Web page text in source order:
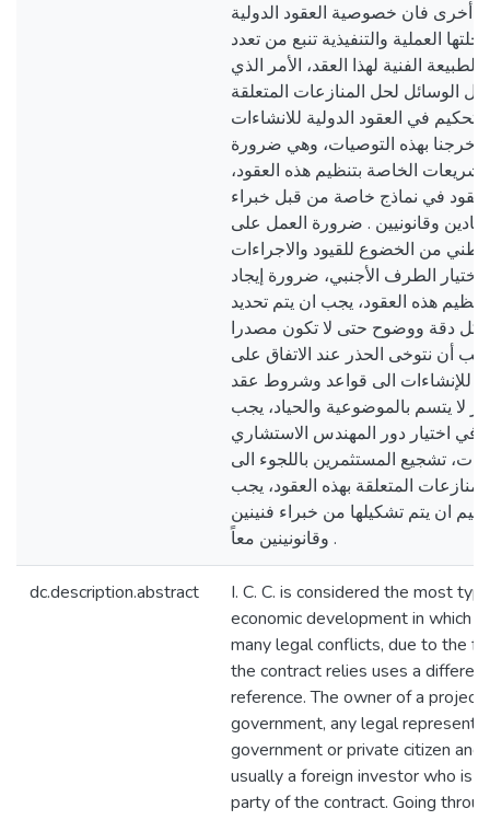
أخرى فان خصوصية العقود الدولية
العملية والتنفيذية تنبع من تعدد
الفنية لهذا العقد، الأمر الذي
الوسائل لحل المنازعات المتعلقة
في العقود الدولية للانشاءات
خرجنا بهذه التوصيات، وهي ضرورة
الخاصة بتنظيم هذه العقود،
في نماذج خاصة من قبل خبراء
وقانونيين . ضرورة العمل على
من الخضوع للقيود والاجراءات
الطرف الأجنبي، ضرورة إيجاد
هذه العقود، يجب ان يتم تحديد
بكل دقة ووضوح حتى لا تكون مصدرا
أن نتوخى الحذر عند الاتفاق على
للإنشاءات الى قواعد وشروط عقد
لا يتسم بالموضوعية والحياد، يجب
في اختيار دور المهندس الاستشاري
تشجيع المستثمرين باللجوء الى
المتعلقة بهذه العقود، يجب
ان يتم تشكيلها من خبراء فنينين
وقانونينين معاً .
dc.description.abstract
I. C. C. is considered the most
economic development in which
many legal conflicts, due to the
the contract relies uses a
reference. The owner of a project
government, any legal
government or private citizen
usually a foreign investor who is
party of the contract. Going